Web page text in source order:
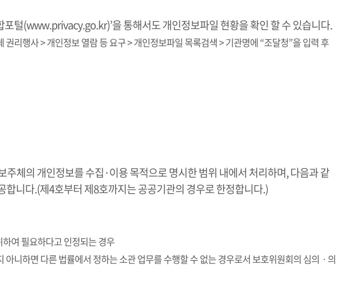
털(www.privacy.go.kr)’을 통해서도 개인정보파일 현황을 확인 할 수 있습니다.
리행사 > 개인정보 열람 등 요구 > 개인정보파일 목록검색 > 기관명에 “조달청”을 입력 후
체의 개인정보를 수집·이용 목적으로 명시한 범위 내에서 처리하며, 다음과 같
니다.(제4호부터 제8호까지는 공공기관의 경우로 한정합니다.)
여 필요하다고 인정되는 경우
니하면 다른 법률에서 정하는 소관 업무를 수행할 수 없는 경우로서 보호위원회의 심의ㆍ의